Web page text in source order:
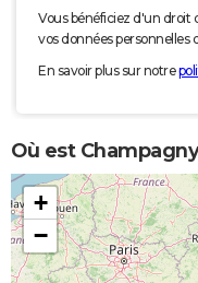
Vous bénéficiez d'un droit
vos données personnelles
En savoir plus sur notre
Où est
+
−